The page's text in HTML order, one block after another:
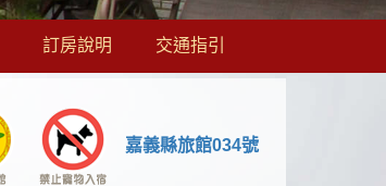
訂房說明 交通指引
嘉義縣旅館034號